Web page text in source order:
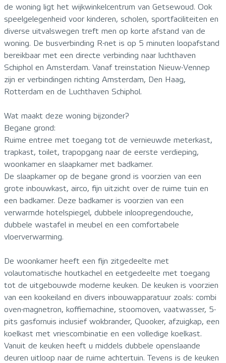
de woning ligt het wijkwinkelcentrum van Getsewoud. Ook
speelgelegenheid voor kinderen, scholen, sportfaciliteiten en
diverse uitvalswegen treft men op korte afstand van de
woning. De busverbinding R-net is op 5 minuten loopafstand
bereikbaar met een directe verbinding naar luchthaven
Schiphol en Amsterdam. Vanaf treinstation Nieuw-Vennep
zijn er verbindingen richting Amsterdam, Den Haag,
Rotterdam en de Luchthaven Schiphol.
Wat maakt deze woning bijzonder?
Begane grond:
Ruime entree met toegang tot de vernieuwde meterkast,
trapkast, toilet, trapopgang naar de eerste verdieping,
woonkamer en slaapkamer met badkamer.
De slaapkamer op de begane grond is voorzien van een
grote inbouwkast, airco, fijn uitzicht over de ruime tuin en
een badkamer. Deze badkamer is voorzien van een
verwarmde hotelspiegel, dubbele inloopregendouche,
dubbele wastafel in meubel en een comfortabele
vloerverwarming.
De woonkamer heeft een fijn zitgedeelte met
volautomatische houtkachel en eetgedeelte met toegang
tot de uitgebouwde moderne keuken. De keuken is voorzien
van een kookeiland en divers inbouwapparatuur zoals: combi
oven-magnetron, koffiemachine, stoomoven, vaatwasser, 5-
pits gasfornuis inclusief wokbrander, Quooker, afzuigkap, een
koelkast met vriescombinatie en een volledige koelkast.
Vanuit de keuken heeft u middels dubbele openslaande
deuren uitloop naar de ruime achtertuin. Tevens is de keuken